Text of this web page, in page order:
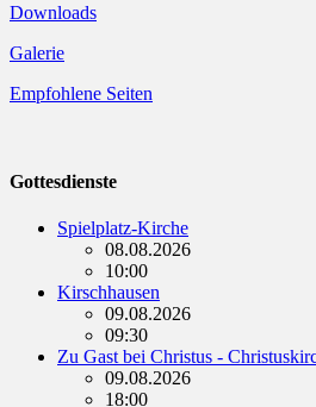
Downloads
Galerie
Empfohlene Seiten
Gottesdienste
Spielplatz-Kirche
08.08.2026
10:00
Kirschhausen
09.08.2026
09:30
Zu Gast bei Christus -
09.08.2026
18:00